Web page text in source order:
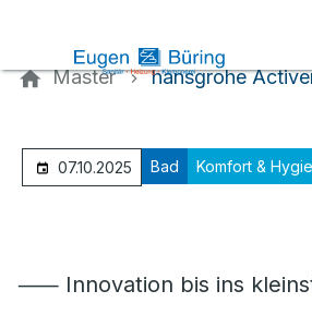
Master hansgrohe
07.10.2025 Bad Komfort &
⸺ Innovation bis ins